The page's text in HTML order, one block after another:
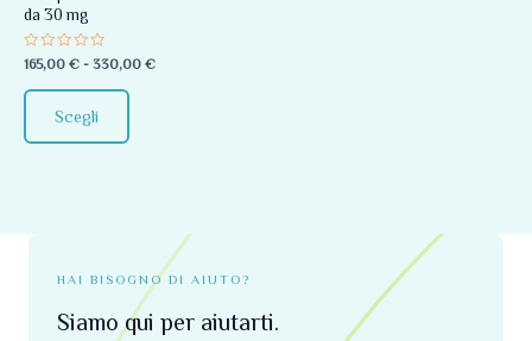
da 30 mg
Valutato
0
su
5
165,00 € - 330,00 €
Scegli
scelte
del
HAI BISOGNO DI AIUTO?
Siamo qui per aiutarti.